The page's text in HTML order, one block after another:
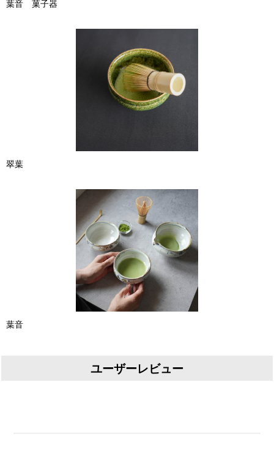
葉音 菓子器
翠葉
葉音
ユーザーレビュー